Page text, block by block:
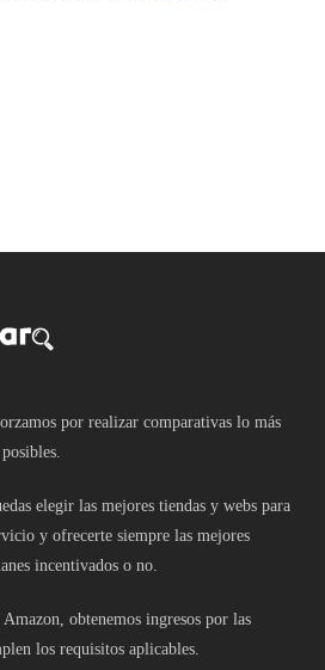
por realizar comparativas lo más
elegir las mejores tiendas y webs para
y ofrecerte siempre las mejores
incentivados o no.
obtenemos ingresos por las
los requisitos aplicables.